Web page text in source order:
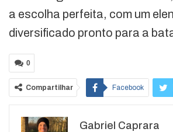
a escolha perfeita, com um
diversificado pronto para a
0
Compartilhar Facebook
Gabriel Caprara